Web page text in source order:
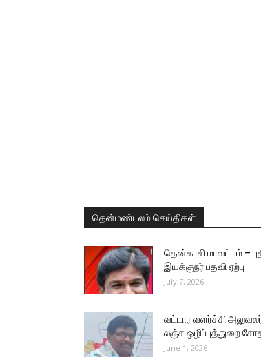
தென்மண்டலம் செய்திகள்
தென்காசி மாவட்டம் –
இயக்குநர் பதவி ஏற்பு
July 7, 2026
வட்டார வளர்ச்சி
லஞ்ச ஒழிப்புத்துறை
June 1, 2026